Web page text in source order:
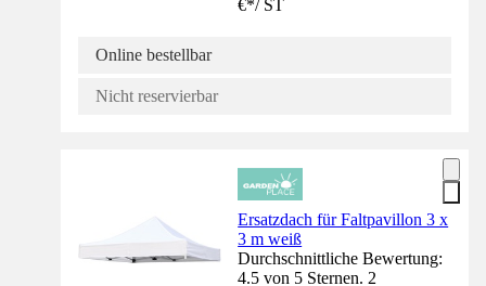
€*/ ST
Online bestellbar
Nicht reservierbar
Ersatzdach für Faltpavillon 3 x
3 m weiß
Durchschnittliche Bewertung:
4.5 von 5 Sternen. 2